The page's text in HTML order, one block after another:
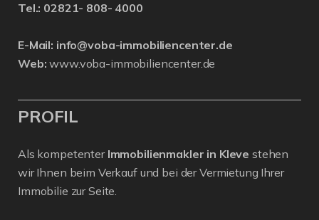
Tel.: 02821- 808- 4000
E-Mail: info@voba-immobiliencenter.de
Web: www.voba-immobiliencenter.de
PROFIL
Als kompetenter Immobilienmakler in Kleve stehen
wir Ihnen beim Verkauf und bei der Vermietung Ihrer
Immobilie zur Seite.